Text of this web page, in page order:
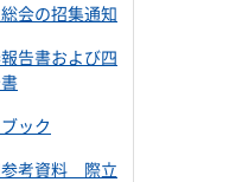
会の招集通知
告書および四
ック
参考資料 際立